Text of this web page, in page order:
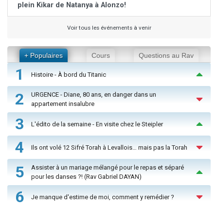
plein Kikar de Natanya à Alonzo!
Voir tous les événements à venir
+ Populaires Cours Questions au Rav
1 Histoire - À bord du Titanic
2
URGENCE - Diane, 80 ans, en danger dans un
appartement insalubre
3 L'édito de la semaine - En visite chez le Steipler
4 Ils ont volé 12 Sifré Torah à Levallois… mais pas la Torah
5
Assister à un mariage mélangé pour le repas et séparé
pour les danses ?! (Rav Gabriel DAYAN)
6 Je manque d'estime de moi, comment y remédier ?